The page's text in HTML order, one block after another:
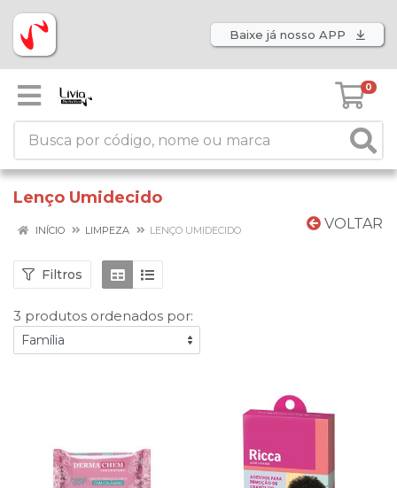
Baixe já nosso APP
0
Lenço Umidecido
VOLTAR
INÍCIO LIMPEZA LENÇO UMIDECIDO
Filtros
3 produtos ordenados por: